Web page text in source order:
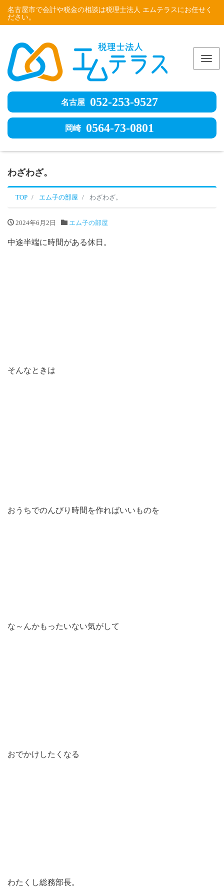
名古屋市で会計や税金の相談は税理士法人 エムテラスにお任せく
ださい。
名古屋 052-253-9527
岡崎 0564-73-0801
わざわざ。
TOP エム子の部屋 わざわざ。
2024年6月2日 エム子の部屋
中途半端に時間がある休日。
そんなときは
おうちでのんびり時間を作ればいいものを
な～んかもったいない気がして
おでかけしたくなる
わたくし総務部長。